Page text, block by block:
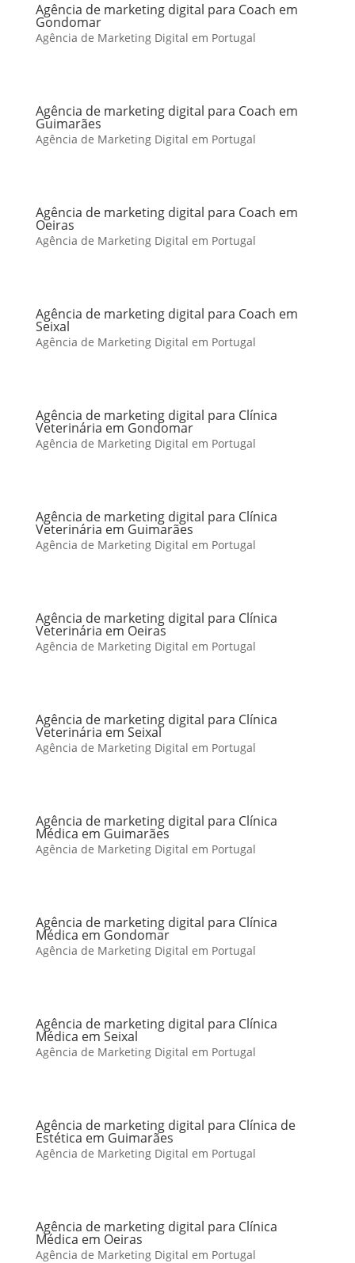
Agência de marketing digital para Coach em
Gondomar
Agência de Marketing Digital em Portugal
Agência de marketing digital para Coach em
Guimarães
Agência de Marketing Digital em Portugal
Agência de marketing digital para Coach em
Oeiras
Agência de Marketing Digital em Portugal
Agência de marketing digital para Coach em
Seixal
Agência de Marketing Digital em Portugal
Agência de marketing digital para Clínica
Veterinária em Gondomar
Agência de Marketing Digital em Portugal
Agência de marketing digital para Clínica
Veterinária em Guimarães
Agência de Marketing Digital em Portugal
Agência de marketing digital para Clínica
Veterinária em Oeiras
Agência de Marketing Digital em Portugal
Agência de marketing digital para Clínica
Veterinária em Seixal
Agência de Marketing Digital em Portugal
Agência de marketing digital para Clínica
Médica em Guimarães
Agência de Marketing Digital em Portugal
Agência de marketing digital para Clínica
Médica em Gondomar
Agência de Marketing Digital em Portugal
Agência de marketing digital para Clínica
Médica em Seixal
Agência de Marketing Digital em Portugal
Agência de marketing digital para Clínica de
Estética em Guimarães
Agência de Marketing Digital em Portugal
Agência de marketing digital para Clínica
Médica em Oeiras
Agência de Marketing Digital em Portugal